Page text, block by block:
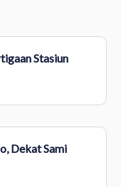
Stasiun
Dekat Sami